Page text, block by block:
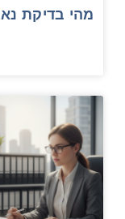
מהי בדיקת